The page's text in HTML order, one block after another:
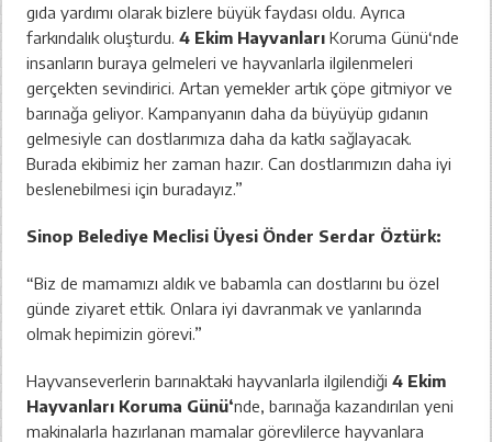
gıda yardımı olarak bizlere büyük faydası oldu. Ayrıca
farkındalık oluşturdu.4 Ekim HayvanlarıKoruma Günü‘nde
insanların buraya gelmeleri ve hayvanlarla ilgilenmeleri
gerçekten sevindirici. Artan yemekler artık çöpe gitmiyor ve
barınağa geliyor. Kampanyanın daha da büyüyüp gıdanın
gelmesiyle can dostlarımıza daha da katkı sağlayacak.
Burada ekibimiz her zaman hazır. Can dostlarımızın daha iyi
beslenebilmesi için buradayız.”
Sinop Belediye Meclisi Üyesi Önder Serdar Öztürk:
“Biz de mamamızı aldık ve babamla can dostlarını bu özel
günde ziyaret ettik. Onlara iyi davranmak ve yanlarında
olmak hepimizin görevi.”
Hayvanseverlerin barınaktaki hayvanlarla ilgilendiği4 Ekim
Hayvanları Koruma Günü‘nde, barınağa kazandırılan yeni
makinalarla hazırlanan mamalar görevlilerce hayvanlara